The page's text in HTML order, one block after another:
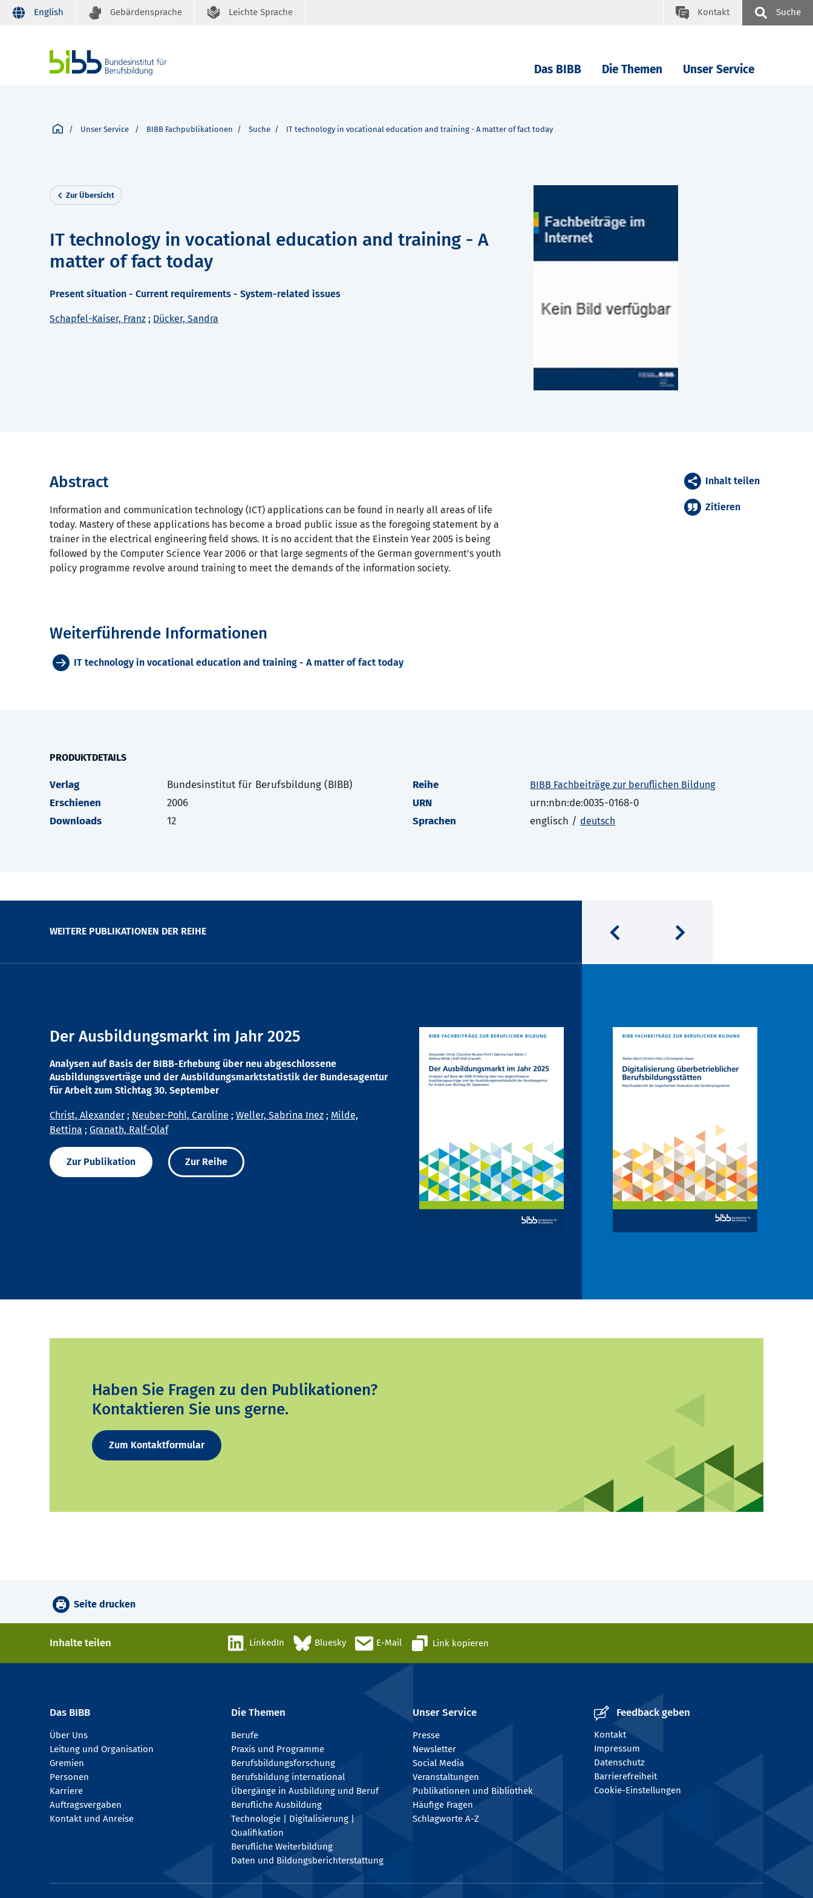
English Gebärdensprache Leichte Sprache Kontakt Suche
Das BIBB Die Themen Unser Service
Unser Service BIBB Fachpublikationen Suche IT technology in vocational education and training - A matter of fact today
Zur Übersicht
IT technology in vocational education and training - A
matter of fact today
Present situation - Current requirements - System-related issues
Schapfel-Kaiser, Franz ; Dücker, Sandra
Abstract
Information and communication technology (ICT) applications can be found in nearly all areas of life
today. Mastery of these applications has become a broad public issue as the foregoing statement by a
trainer in the electrical engineering field shows. It is no accident that the Einstein Year 2005 is being
followed by the Computer Science Year 2006 or that large segments of the German government's youth
policy programme revolve around training to meet the demands of the information society.
Inhalt teilen
Zitieren
Weiterführende Informationen
IT technology in vocational education and training - A matter of fact today
PRODUKTDETAILS
Verlag
Bundesinstitut für Berufsbildung (BIBB)
Erschienen
2006
Downloads
12
Reihe BIBB Fachbeiträge zur beruflichen Bildung
URN
urn:nbn:de:0035-0168-0
Sprachen
englisch / deutsch
WEITERE PUBLIKATIONEN DER REIHE
Der Ausbildungsmarkt im Jahr 2025
Analysen auf Basis der BIBB-Erhebung über neu abgeschlossene
Ausbildungsverträge und der Ausbildungsmarktstatistik der Bundesagentur
für Arbeit zum Stichtag 30. September
Christ, Alexander ; Neuber-Pohl, Caroline ; Weller, Sabrina Inez ; Milde,
Bettina ; Granath, Ralf-Olaf
Zur Publikation Zur Reihe
Haben Sie Fragen zu den Publikationen?
Kontaktieren Sie uns gerne.
Zum Kontaktformular
Seite drucken
Inhalte teilen LinkedIn Bluesky E-Mail Link kopieren
Das BIBB
Über Uns
Leitung und Organisation
Gremien
Personen
Karriere
Auftragsvergaben
Kontakt und Anreise
Die Themen
Berufe
Praxis und Programme
Berufsbildungsforschung
Berufsbildung international
Übergänge in Ausbildung und Beruf
Berufliche Ausbildung
Technologie | Digitalisierung |
Qualifikation
Berufliche Weiterbildung
Daten und Bildungsberichterstattung
Unser Service
Presse
Newsletter
Social Media
Veranstaltungen
Publikationen und Bibliothek
Häufige Fragen
Schlagworte A-Z
Feedback geben
Kontakt
Impressum
Datenschutz
Barrierefreiheit
Cookie-Einstellungen